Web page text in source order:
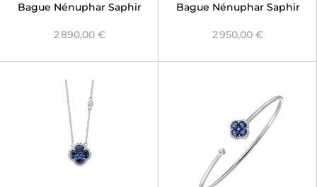
Bague Nénuphar Saphir
2 890,00 €
Bague Nénuphar Saphir
2 950,00 €